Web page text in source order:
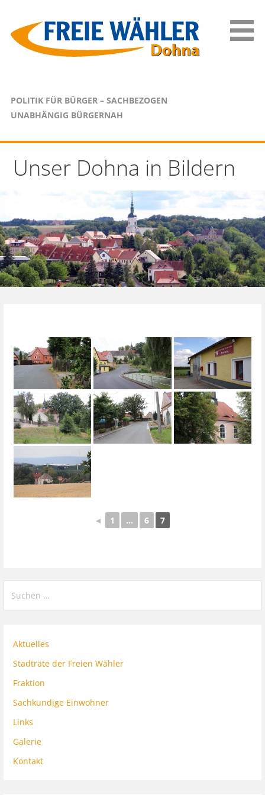
springen
POLITIK FÜR BÜRGER – SACHBEZOGEN
UNABHÄNGIG BÜRGERNAH
Unser Dohna in Bildern
◄ 1 ... 6 7
nach:
Aktuelles
Stadträte der Freien Wähler
Fraktion
Sachkundige Einwohner
Links
Galerie
Kontakt